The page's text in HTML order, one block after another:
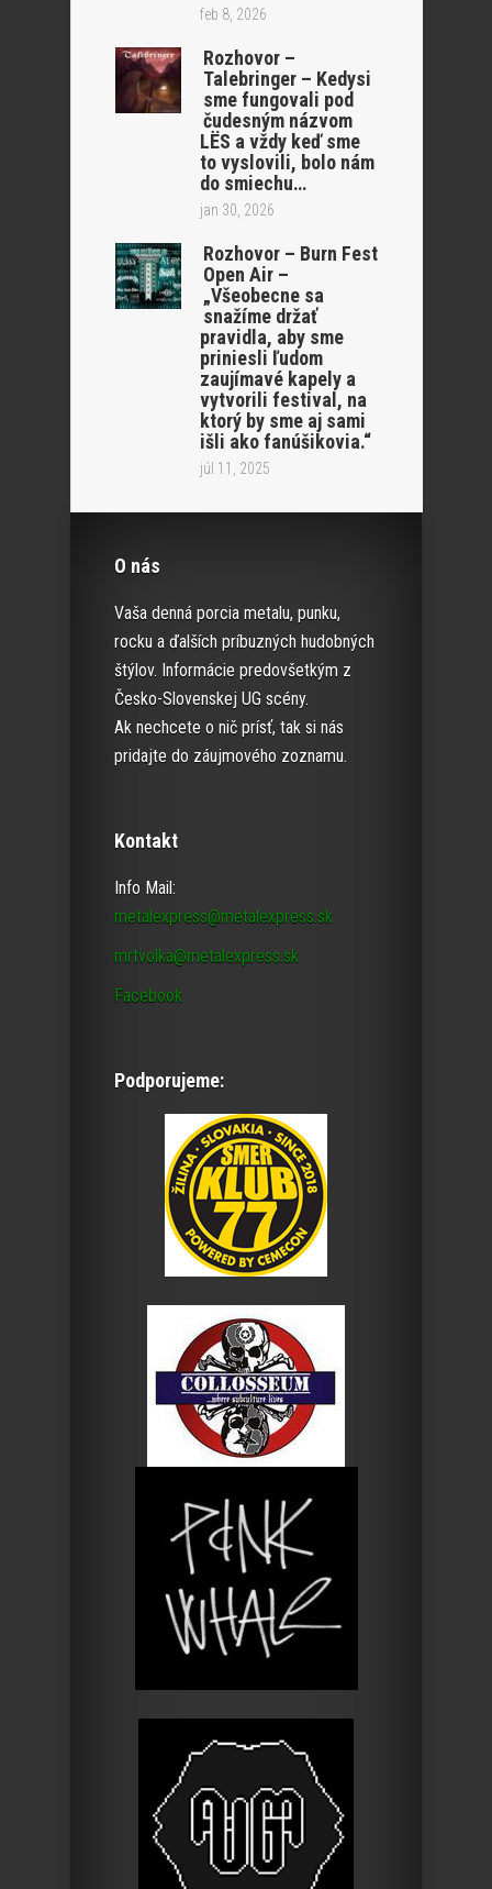
feb 8, 2026
Rozhovor –
Talebringer – Kedysi
sme fungovali pod
čudesným názvom
LËS a vždy keď sme
to vyslovili, bolo nám
do smiechu…
jan 30, 2026
Rozhovor – Burn Fest
Open Air –
„Všeobecne sa
snažíme držať
pravidla, aby sme
priniesli ľudom
zaujímavé kapely a
vytvorili festival, na
ktorý by sme aj sami
išli ako fanúšikovia.“
júl 11, 2025
O nás
Vaša denná porcia metalu, punku,
rocku a ďalších príbuzných hudobných
štýlov. Informácie predovšetkým z
Česko-Slovenskej UG scény.
Ak nechcete o nič prísť, tak si nás
pridajte do záujmového zoznamu.
Kontakt
Info Mail:
metalexpress@metalexpress.sk
mrtvolka@metalexpress.sk
Facebook
Podporujeme: